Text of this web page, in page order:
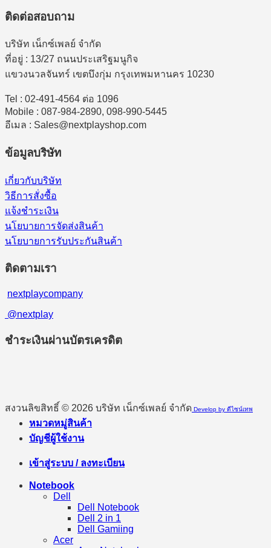
ติดต่อสอบถาม
บริษัท เน็กซ์เพลย์ จำกัด
ที่อยู่ : 13/27 ถนนประเสริฐมนูกิจ
แขวงนวลจันทร์ เขตบึงกุ่ม กรุงเทพมหานคร 10230
Tel : 02-491-4564 ต่อ 1096
Mobile : 087-984-2890, 098-990-5445
อีเมล : Sales@nextplayshop.com
ข้อมูลบริษัท
เกี่ยวกับบริษัท
วิธีการสั่งซื้อ
แจ้งชำระเงิน
นโยบายการจัดส่งสินค้า
นโยบายการรับประกันสินค้า
ติดตามเรา
nextplaycompany
@nextplay
ชำระเงินผ่านบัตรเครดิต
สงวนลิขสิทธิ์ © 2026 บริษัท เน็กซ์เพลย์ จำกัด Develop by ดีไซน์เทพ
หมวดหมู่สินค้า
บัญชีผู้ใช้งาน
เข้าสู่ระบบ / ลงทะเบียน
Notebook
Dell
Dell Notebook
Dell 2 in 1
Dell Gamiing
Acer